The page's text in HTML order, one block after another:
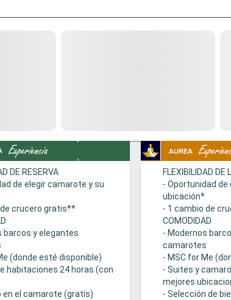
DE RESERVA
de elegir camarote y su
crucero gratis**
barcos y elegantes
(donde esté disponible)
habitaciones 24 horas (con
en el camarote (gratis)
FLEXIBILIDAD DE
- Oportunidad
ubicación*
- 1 cambio de
COMODIDAD
- Modernos
camarotes
- MSC for Me
- Suites y
mejores
- Selección de